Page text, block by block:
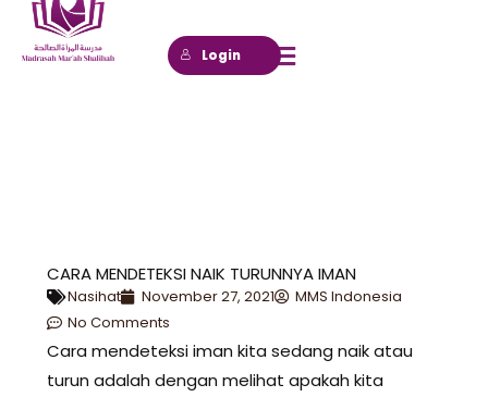
Login
CARA MENDETEKSI NAIK TURUNNYA IMAN
Nasihat November 27, 2021
MMS Indonesia
No Comments
Cara mendeteksi iman kita sedang naik atau
turun adalah dengan melihat apakah kita